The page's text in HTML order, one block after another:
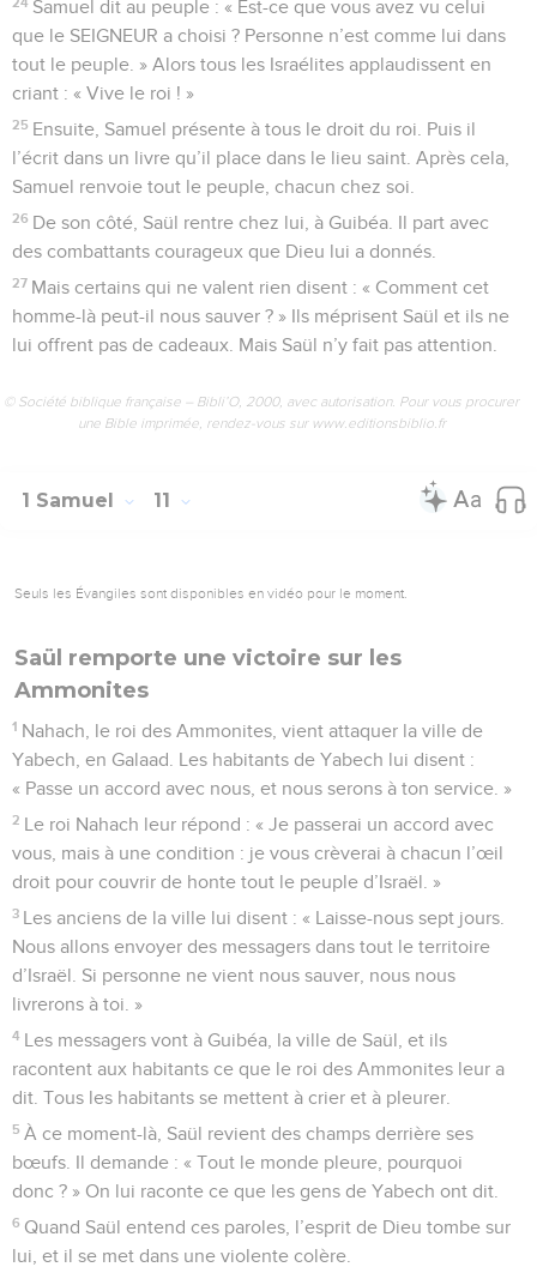
Samuel dit au peuple : « Est-ce que vous avez vu celui
que le SEIGNEUR a choisi ? Personne n’est comme lui dans
tout le peuple. » Alors tous les Israélites applaudissent en
criant : « Vive le roi ! »
25 Ensuite, Samuel présente à tous le droit du roi. Puis il
l’écrit dans un livre qu’il place dans le lieu saint. Après cela,
Samuel renvoie tout le peuple, chacun chez soi.
26 De son côté, Saül rentre chez lui, à Guibéa. Il part avec
des combattants courageux que Dieu lui a donnés.
27 Mais certains qui ne valent rien disent : « Comment cet
homme-là peut-il nous sauver ? » Ils méprisent Saül et ils ne
lui offrent pas de cadeaux. Mais Saül n’y fait pas attention.
© Société biblique française – Bibli’O, 2000, avec autorisation. Pour vous procurer
une Bible imprimée, rendez-vous sur www.editionsbiblio.fr
1 Samuel 11
Seuls les Évangiles sont disponibles en vidéo pour le moment.
Saül remporte une victoire sur les
Ammonites
1 Nahach, le roi des Ammonites, vient attaquer la ville de
Yabech, en Galaad. Les habitants de Yabech lui disent :
« Passe un accord avec nous, et nous serons à ton service. »
2 Le roi Nahach leur répond : « Je passerai un accord avec
vous, mais à une condition : je vous crèverai à chacun l’œil
droit pour couvrir de honte tout le peuple d’Israël. »
3 Les anciens de la ville lui disent : « Laisse-nous sept jours.
Nous allons envoyer des messagers dans tout le territoire
d’Israël. Si personne ne vient nous sauver, nous nous
livrerons à toi. »
4 Les messagers vont à Guibéa, la ville de Saül, et ils
racontent aux habitants ce que le roi des Ammonites leur a
dit. Tous les habitants se mettent à crier et à pleurer.
5 À ce moment-là, Saül revient des champs derrière ses
bœufs. Il demande : « Tout le monde pleure, pourquoi
donc ? » On lui raconte ce que les gens de Yabech ont dit.
6 Quand Saül entend ces paroles, l’esprit de Dieu tombe sur
lui, et il se met dans une violente colère.